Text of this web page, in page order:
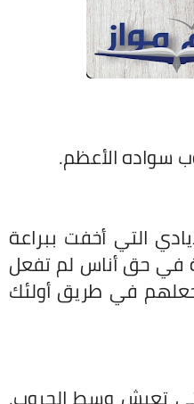
سواده الأعظم.
التي أخفت ببراعة
في حق أناس لم تفعل
في طريق أولئك